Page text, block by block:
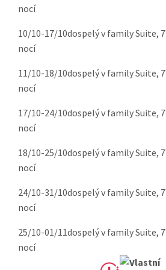
nocí
10/10-17/10dospelý v family Suite, 7
nocí
11/10-18/10dospelý v family Suite, 7
nocí
17/10-24/10dospelý v family Suite, 7
nocí
18/10-25/10dospelý v family Suite, 7
nocí
24/10-31/10dospelý v family Suite, 7
nocí
25/10-01/11dospelý v family Suite, 7
nocí